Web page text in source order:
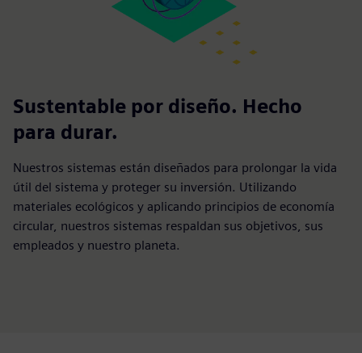
Sustentable por diseño. Hecho
para durar.
Nuestros sistemas están diseñados para prolongar la vida
útil del sistema y proteger su inversión. Utilizando
materiales ecológicos y aplicando principios de economía
circular, nuestros sistemas respaldan sus objetivos, sus
empleados y nuestro planeta.